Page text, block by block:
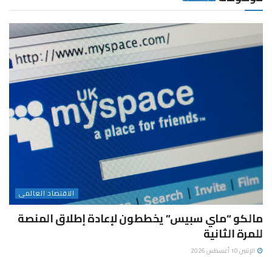
الاقتصاد العالمى
مالكو “ماي سبيس” يخططون لإعادة إطلاق المنصة
للمرة الثانية
الإثنين 10 أغسطس 2026